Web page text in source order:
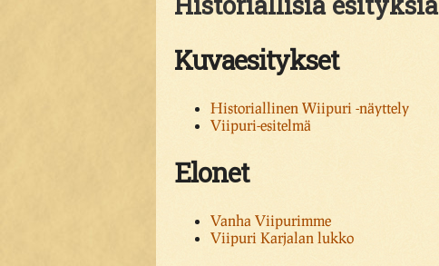
Kuvaesitykset
Historiallinen Wiipuri -näyttely
Viipuri-esitelmä
Elonet
Vanha Viipurimme
Viipuri Karjalan lukko